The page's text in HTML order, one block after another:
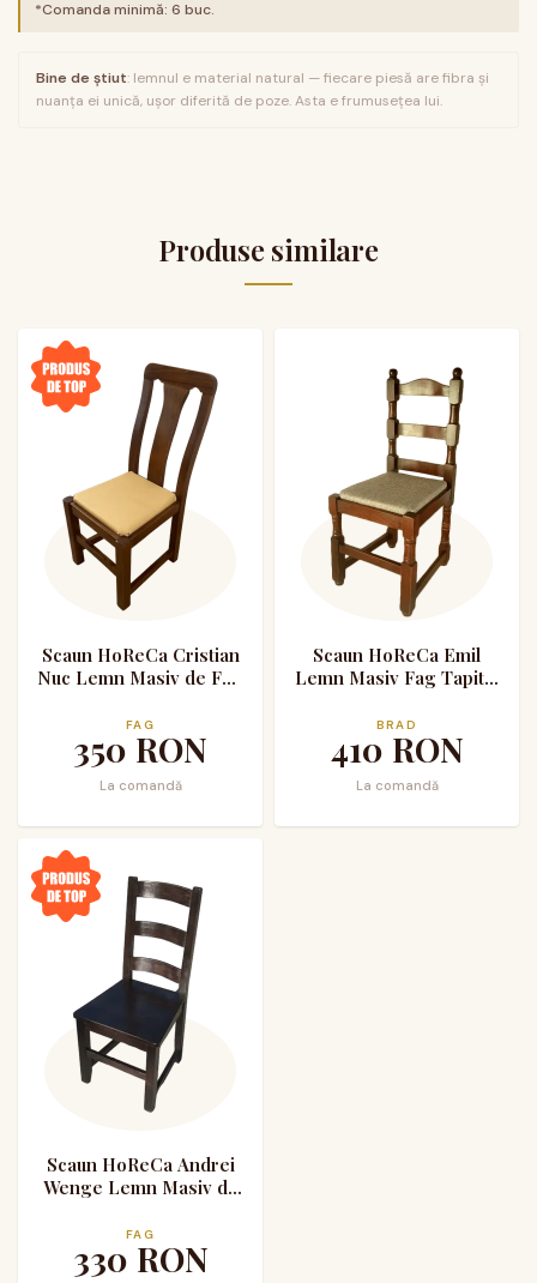
*Comanda minimă: 6 buc.
Bine de știut: lemnul e material natural — fiecare piesă are fibra și
nuanța ei unică, ușor diferită de poze. Asta e frumusețea lui.
Produse similare
Scaun HoReCa Cristian
Nuc Lemn Masiv de Fag
FAG
350 RON
La comandă
Scaun HoReCa Emil
Lemn Masiv Fag Tapitat
BRAD
410 RON
La comandă
Scaun HoReCa Andrei
Wenge Lemn Masiv de
FAG
330 RON